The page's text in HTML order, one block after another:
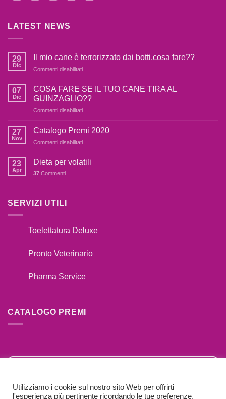
LATEST NEWS
29
Dic
Il mio cane è terrorizzato dai botti,cosa fare??
Commenti disabilitatisu
mio
cane
è
terrorizzato
botti,cosa
07
Dic
COSA FARE SE IL TUO CANE TIRA AL
GUINZAGLIO??
Commenti disabilitatisu
FARE
IL
CANE
27
Nov
Catalogo Premi 2020
Commenti disabilitatisu
Premi
23
Apr
Dieta per volatili
37 Commenti
SERVIZI UTILI
Toelettatura Deluxe
Pronto Veterinario
Pharma Service
CATALOGO PREMI
Utilizziamo i cookie sul nostro sito Web per offrirti
l'esperienza più pertinente ricordando le tue preferenze.